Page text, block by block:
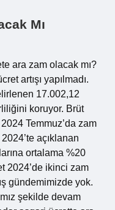
Mı
ara zam olacak mı?
artışı yapılmadı.
17.002,12
koruyor. Brüt
Temmuz’da zam
açıklanan
ortalama %20
2024’de ikinci zam
gündemimizde yok.
şekilde devam